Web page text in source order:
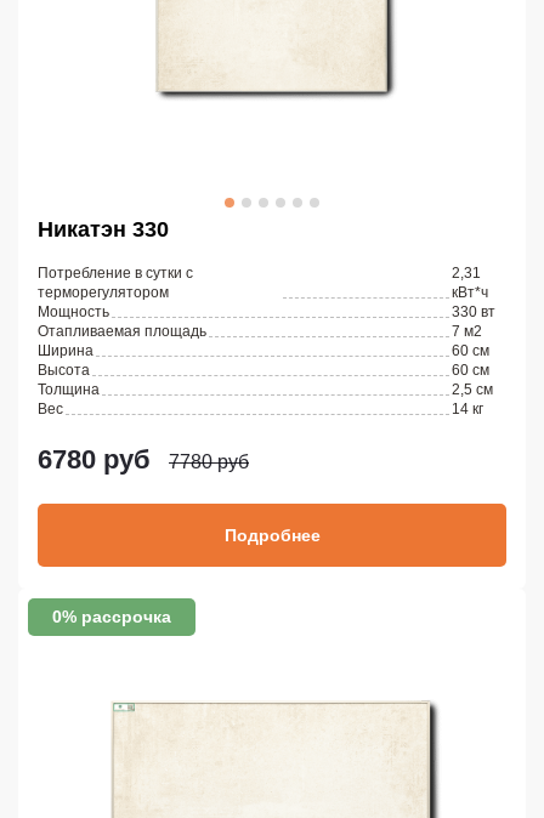
Никатэн 330
Потребление в сутки с
терморегулятором
2,31
кВт*ч
Мощность
330 вт
Отапливаемая площадь
7 м2
Ширина
60 см
Высота
60 см
Толщина
2,5 см
Вес
14 кг
6780 руб 7780 руб
Подробнее
0% рассрочка